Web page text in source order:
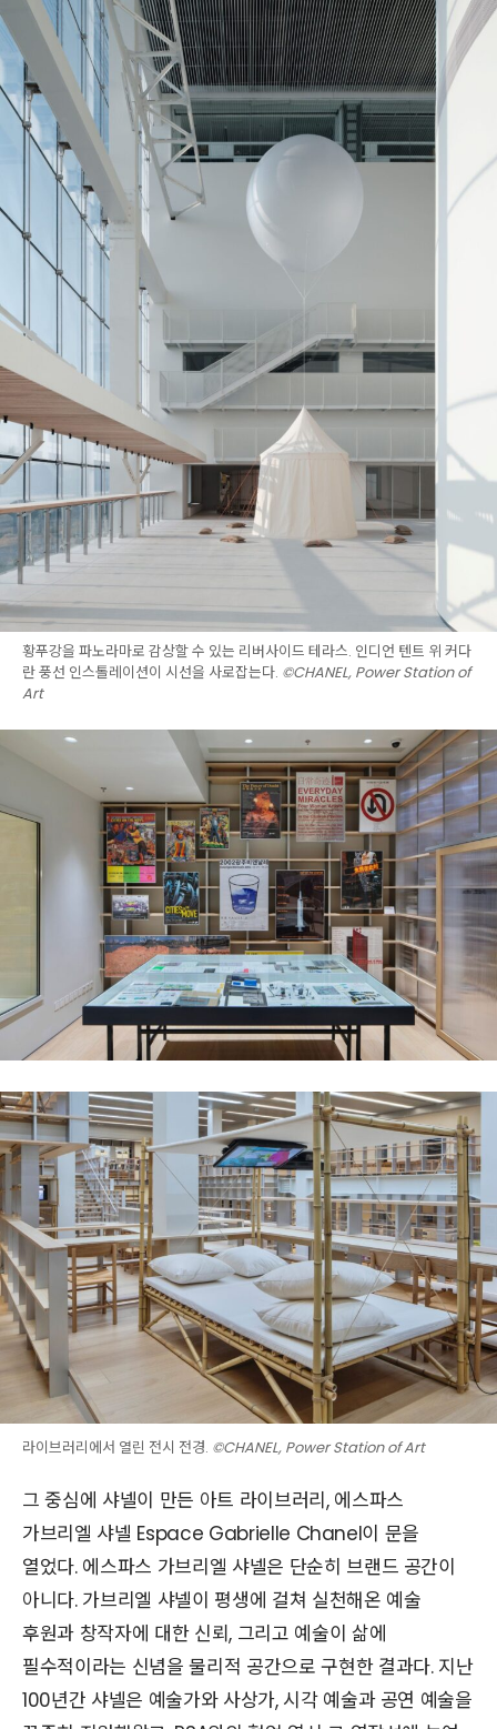
황푸강을 파노라마로 감상할 수 있는 리버사이드 테라스. 인디언 텐트 위 커다
란 풍선 인스톨레이션이 시선을 사로잡는다. ©CHANEL, Power Station of
Art
라이브러리에서 열린 전시 전경. ©CHANEL, Power Station of Art
그 중심에 샤넬이 만든 아트 라이브러리, 에스파스
가브리엘 샤넬 Espace Gabrielle Chanel이 문을
열었다. 에스파스 가브리엘 샤넬은 단순히 브랜드 공간이
아니다. 가브리엘 샤넬이 평생에 걸쳐 실천해온 예술
후원과 창작자에 대한 신뢰, 그리고 예술이 삶에
필수적이라는 신념을 물리적 공간으로 구현한 결과다. 지난
100년간 샤넬은 예술가와 사상가, 시각 예술과 공연 예술을